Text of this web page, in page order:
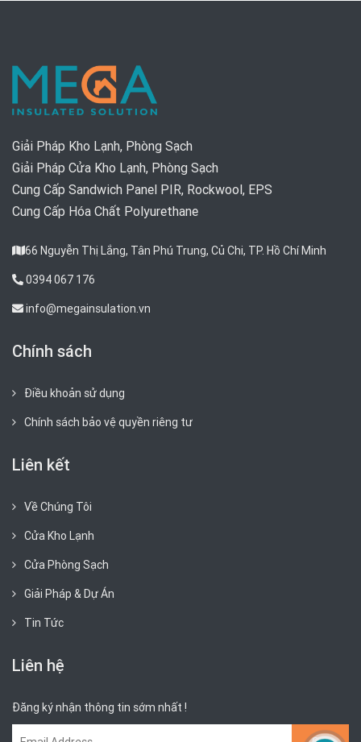
Giải Pháp Kho Lạnh, Phòng Sạch
Giải Pháp Cửa Kho Lạnh, Phòng Sạch
Cung Cấp Sandwich Panel PIR, Rockwool, EPS
Cung Cấp Hóa Chất Polyurethane
66 Nguyễn Thị Lắng, Tân Phú Trung, Củ Chi, TP. Hồ Chí Minh
0394 067 176
info@megainsulation.vn
Chính sách
Điều khoản sử dụng
Chính sách bảo vệ quyền riêng tư
Liên kết
Về Chúng Tôi
Cửa Kho Lạnh
Cửa Phòng Sạch
Giải Pháp & Dự Án
Tin Tức
Liên hệ
Đăng ký nhận thông tin sớm nhất !